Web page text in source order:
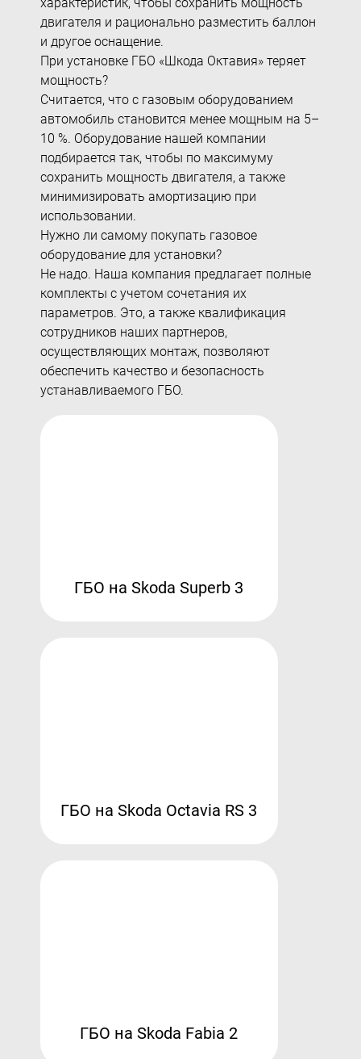
двигателя и рационально разместить баллон
и другое оснащение.
При установке ГБО «Шкода Октавия» теряет
мощность?
Считается, что с газовым оборудованием
автомобиль становится менее мощным на 5–
10 %. Оборудование нашей компании
подбирается так, чтобы по максимуму
сохранить мощность двигателя, а также
минимизировать амортизацию при
использовании.
Нужно ли самому покупать газовое
оборудование для установки?
Не надо. Наша компания предлагает полные
комплекты с учетом сочетания их
параметров. Это, а также квалификация
сотрудников наших партнеров,
осуществляющих монтаж, позволяют
обеспечить качество и безопасность
устанавливаемого ГБО.
ГБО на Skoda Superb 3
ГБО на Skoda Octavia RS 3
ГБО на Skoda Fabia 2